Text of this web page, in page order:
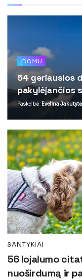
ĮDOMU
54 geriausios
pakylėjančios
Paskelbė Evelina Jakutytė
SANTYKIAI
56 lojalumo
nuoširdumą ir